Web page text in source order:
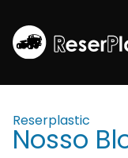
Reserplastic
Nosso